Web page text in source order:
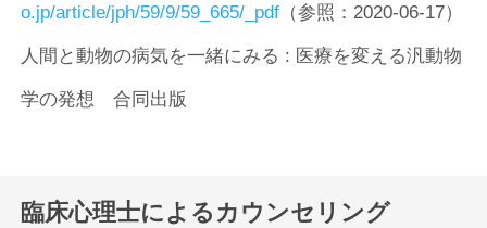
o.jp/article/jph/59/9/59_665/_pdf （参照：2020-06-17）
人間と動物の病気を一緒にみる : 医療を変える汎動物
学の発想 合同出版
臨床心理士によるカウンセリング